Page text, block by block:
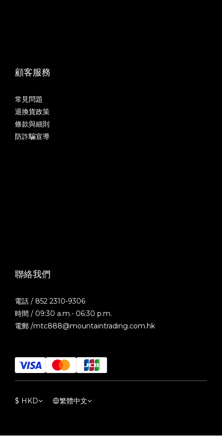
顧客服務
常見問題
退換貨政策
條款與細則
防詐騙宣導
聯絡我們
電話 / 852 2310-9306
時間 / 09:30 a.m.- 06:30 p.m.
電郵 /mtc888@mountaintrading.com.hk
$ HKD 繁體中文